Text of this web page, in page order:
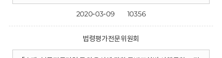
2020-03-09 10356
법령평가전문위원회